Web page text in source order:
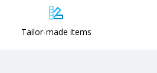
Tailor-made items